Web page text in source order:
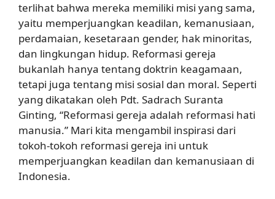
terlihat bahwa mereka memiliki misi yang sama,
yaitu memperjuangkan keadilan, kemanusiaan,
perdamaian, kesetaraan gender, hak minoritas,
dan lingkungan hidup. Reformasi gereja
bukanlah hanya tentang doktrin keagamaan,
tetapi juga tentang misi sosial dan moral. Seperti
yang dikatakan oleh Pdt. Sadrach Suranta
Ginting, “Reformasi gereja adalah reformasi hati
manusia.” Mari kita mengambil inspirasi dari
tokoh-tokoh reformasi gereja ini untuk
memperjuangkan keadilan dan kemanusiaan di
Indonesia.